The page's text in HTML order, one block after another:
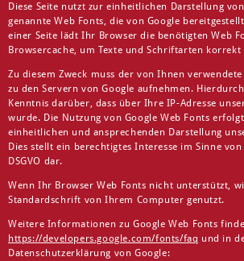
Diese Seite nutzt zur einheitlichen Darstellung
genannte Web Fonts, die von Google
einer Seite lädt Ihr Browser die benötigten Web
Browsercache, um Texte und Schriftarten korrekt
Zu diesem Zweck muss der von Ihnen
zu den Servern von Google aufnehmen.
Kenntnis darüber, dass über Ihre IP-Adresse
wurde. Die Nutzung von Google Web Fonts
einheitlichen und ansprechenden Darstellung
Dies stellt ein berechtigtes Interesse im Sinne
DSGVO dar.
Wenn Ihr Browser Web Fonts nicht unterstützt,
Standardschrift von Ihrem Computer genutzt.
Weitere Informationen zu Google Web Fonts
https://developers.google.com/fonts/faq und in
Datenschutzerklärung von Google: